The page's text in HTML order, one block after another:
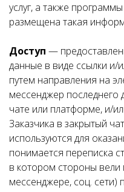
услуг, а также
размещена такая
Доступ —
данные в виде ссылки и/
путем направления на
мессенджер последнего
чате или платформе, и/
Заказчика в закрытый
используются для
понимается переписка
в котором стороны вели
мессенджере, соц. сети)